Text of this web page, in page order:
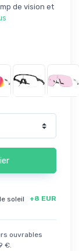
de vision et
soleil +8 EUR
ouvrables
€.